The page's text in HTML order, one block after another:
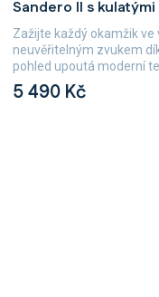
Sandero II s
5 490 Kč
Zažijte každý okamžik ve
neuvěřitelným zvukem
pohled upoutá moderní